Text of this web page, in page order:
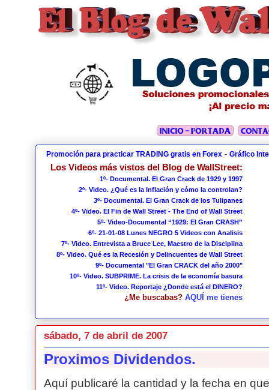
Promoción para practicar TRADING gratis en Forex - Gráfico
Los Videos más vistos del Blog de WallStreet:
1º- Documental. El Gran Crack de 1929 y 1997
2º- Video. ¿Qué es la Inflación y cómo la controlan?
3º- Documental. El Gran Crack de los Tulipanes
4º- Video. El Fin de Wall Street - The End of Wall Street
5º- Video-Documental “1929: El Gran CRASH”
6º- 21-01-08 Lunes NEGRO 5 Videos con Analisis
7º- Video. Entrevista a Bruce Lee, Maestro de la Disciplina
8º- Video. Qué es la Recesión y Delincuentes de Wall Street
9º- Documental "El Gran CRACK del año 2000"
10º- Video. SUBPRIME. La crisis de la economía basura
11º- Video. Reportaje ¿Donde está el DINERO?
¿Me buscabas?AQUÍ me tienes
sábado, 7 de abril de 2007
Proximos Dividendos.
Aquí publicaré la cantidad y la fecha en